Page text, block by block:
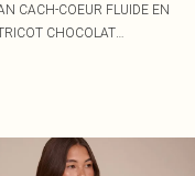
CACH-COEUR FLUIDE EN
CHOCOLAT